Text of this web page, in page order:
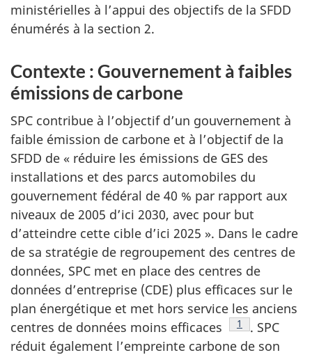
ministérielles à l’appui des objectifs de la SFDD
énumérés à la section 2.
Contexte : Gouvernement à faibles
émissions de carbone
SPC contribue à l’objectif d’un gouvernement à
faible émission de carbone et à l’objectif de la
SFDD de « réduire les émissions de GES des
installations et des parcs automobiles du
gouvernement fédéral de 40 % par rapport aux
niveaux de 2005 d’ici 2030, avec pour but
d’atteindre cette cible d’ici 2025 ». Dans le cadre
de sa stratégie de regroupement des centres de
données, SPC met en place des centres de
données d’entreprise (CDE) plus efficaces sur le
plan énergétique et met hors service les anciens
centres de données moins efficaces
Note de bas de
1
. SPC
réduit également l’empreinte carbone de son